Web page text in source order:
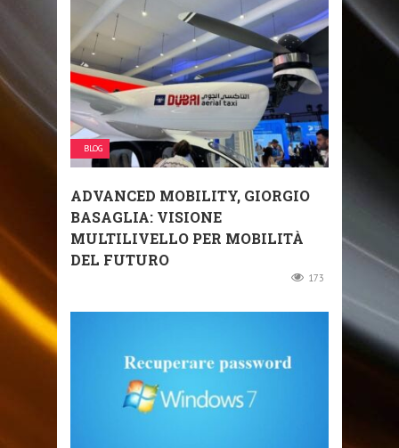
BLOG
ADVANCED MOBILITY, GIORGIO
BASAGLIA: VISIONE
MULTILIVELLO PER MOBILITÀ
DEL FUTURO
173